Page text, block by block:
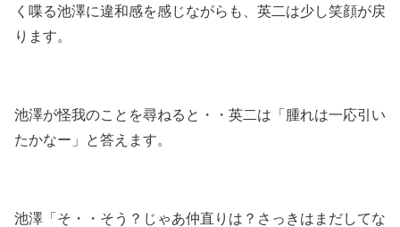
く喋る池澤に違和感を感じながらも、英二は少し笑顔が戻
ります。
池澤が怪我のことを尋ねると・・英二は「腫れは一応引い
たかなー」と答えます。
池澤「そ・・そう？じゃあ仲直りは？さっきはまだしてな